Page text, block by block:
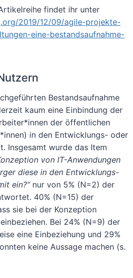
findet ihr unter
2019/12/09/agile-projekte-
eine-bestandsaufnahme-
Bestandsaufnahme
kaum eine Einbindung der
der öffentlichen
in den Entwicklungs- oder
Insgesamt wurde das Item
von IT-Anwendungen
diese in den Entwicklungs-
ein?“nur von 5% (N=2) der
40% (N=15) der
sie bei der Konzeption
Bei 24% (N=9) der
eine Einbeziehung und 29%
keine Aussage machen (s.